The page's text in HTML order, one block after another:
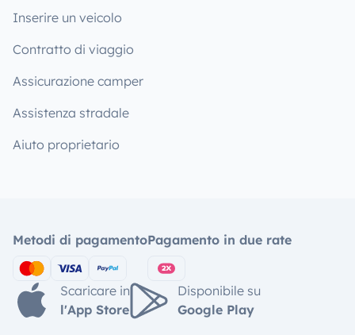
Inserire un veicolo
Contratto di viaggio
Assicurazione camper
Assistenza stradale
Aiuto proprietario
Metodi di pagamentoPagamento in due rate
Scaricare in
l'App Store
Disponibile su
Google Play